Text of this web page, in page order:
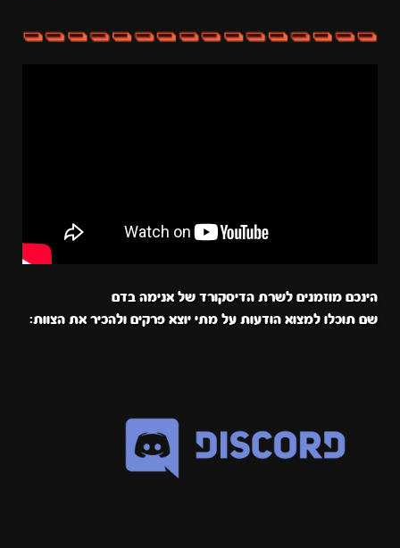
הינכם מוזמנים לשרת הדיסקורד של אנימה בדם
שם תוכלו למצוא הודעות על מתי יוצא פרקים ולהכיר את הצוות: